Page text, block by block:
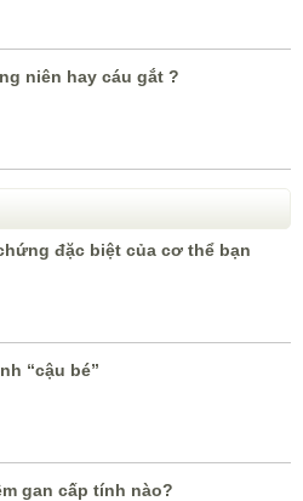
niên hay cáu gắt ?
đặc biệt của cơ thể bạn
“cậu bé”
gan cấp tính nào?